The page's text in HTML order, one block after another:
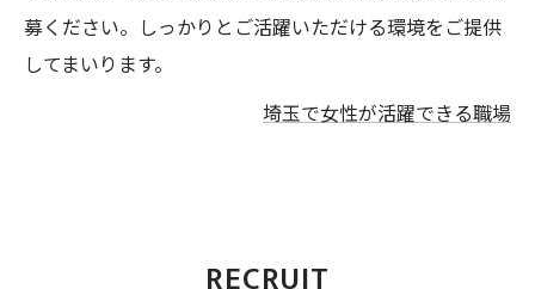
募ください。しっかりとご活躍いただける環境をご提供
してまいります。
埼玉で女性が活躍できる職場